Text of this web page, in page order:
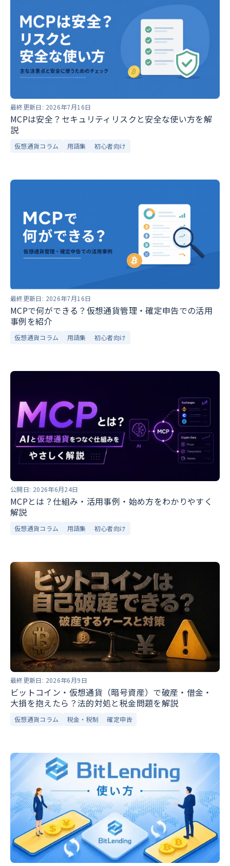
最終更新日: 2026年7月16日
MCPは安全？セキュリティリスクと安全な使い方を解
説
仮想通貨コラム 用語集 初心者向け
最終更新日: 2026年7月16日
MCPで何ができる？仮想通貨管理・確定申告での活用
事例を紹介
仮想通貨コラム 用語集 初心者向け
公開日: 2026年6月24日
MCPとは？仕組み・活用事例・始め方をわかりやすく
解説
仮想通貨コラム 用語集 初心者向け
最終更新日: 2026年6月9日
ビットコイン・仮想通貨（暗号資産）で破産・借金・
大損を抱えたら？法的対処と税金問題を解説
仮想通貨コラム 税金・税制 確定申告